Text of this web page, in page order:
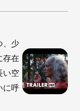
、少
存在
い空
に呼